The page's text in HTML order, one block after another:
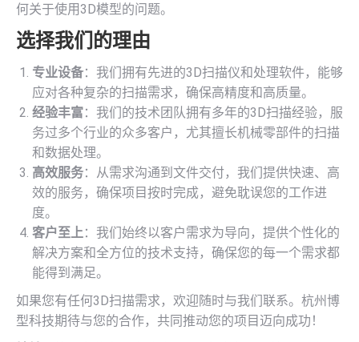
何关于使用3D模型的问题。
选择我们的理由
专业设备：我们拥有先进的3D扫描仪和处理软件，能够
应对各种复杂的扫描需求，确保高精度和高质量。
经验丰富：我们的技术团队拥有多年的3D扫描经验，服
务过多个行业的众多客户，尤其擅长机械零部件的扫描
和数据处理。
高效服务：从需求沟通到文件交付，我们提供快速、高
效的服务，确保项目按时完成，避免耽误您的工作进
度。
客户至上：我们始终以客户需求为导向，提供个性化的
解决方案和全方位的技术支持，确保您的每一个需求都
能得到满足。
如果您有任何3D扫描需求，欢迎随时与我们联系。杭州博
型科技期待与您的合作，共同推动您的项目迈向成功！